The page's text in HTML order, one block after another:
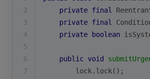
2
private final
3
private final
4
private boolean
5
6
public void
7
        lock.lock();